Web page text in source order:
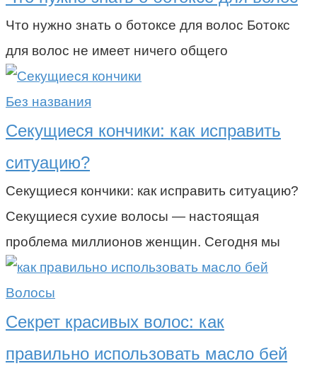
Что нужно знать о ботоксе для волос Ботокс
для волос не имеет ничего общего
Без названия
Секущиеся кончики: как исправить
ситуацию?
Секущиеся кончики: как исправить ситуацию?
Секущиеся сухие волосы — настоящая
проблема миллионов женщин. Сегодня мы
Волосы
Секрет красивых волос: как
правильно использовать масло бей